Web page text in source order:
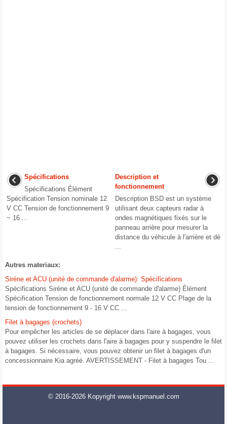
Spécifications
Spécifications Élément
Spécification Tension nominale 12
V CC Tension de fonctionnement 9
~ 16 ...
Description et
fonctionnement
Description BSD est un système
utilisant deux capteurs radar à
ondes magnétiques fixés sur le
panneau arrière pour mesurer la
distance du véhicule à l'arrière et dé
Autres materiaux:
Sirène et ACU (unité de commande d'alarme): Spécifications
Spécifications Sirène et ACU (unité de commande d'alarme) Élément
Spécification Tension de fonctionnement normale 12 V CC Plage de la
tension de fonctionnement 9 - 16 V CC ...
Filet à bagages (crochets)
Pour empêcher les articles de se déplacer dans l'aire à bagages, vous
pouvez utiliser les crochets dans l'aire à bagages pour y suspendre le filet
à bagages. Si nécessaire, vous pouvez obtenir un filet à bagages d'un
concessionnaire Kia agréé. AVERTISSEMENT - Filet à bagages Tou ...
© 2016-2026 Kopyright www.kspmanuel.com